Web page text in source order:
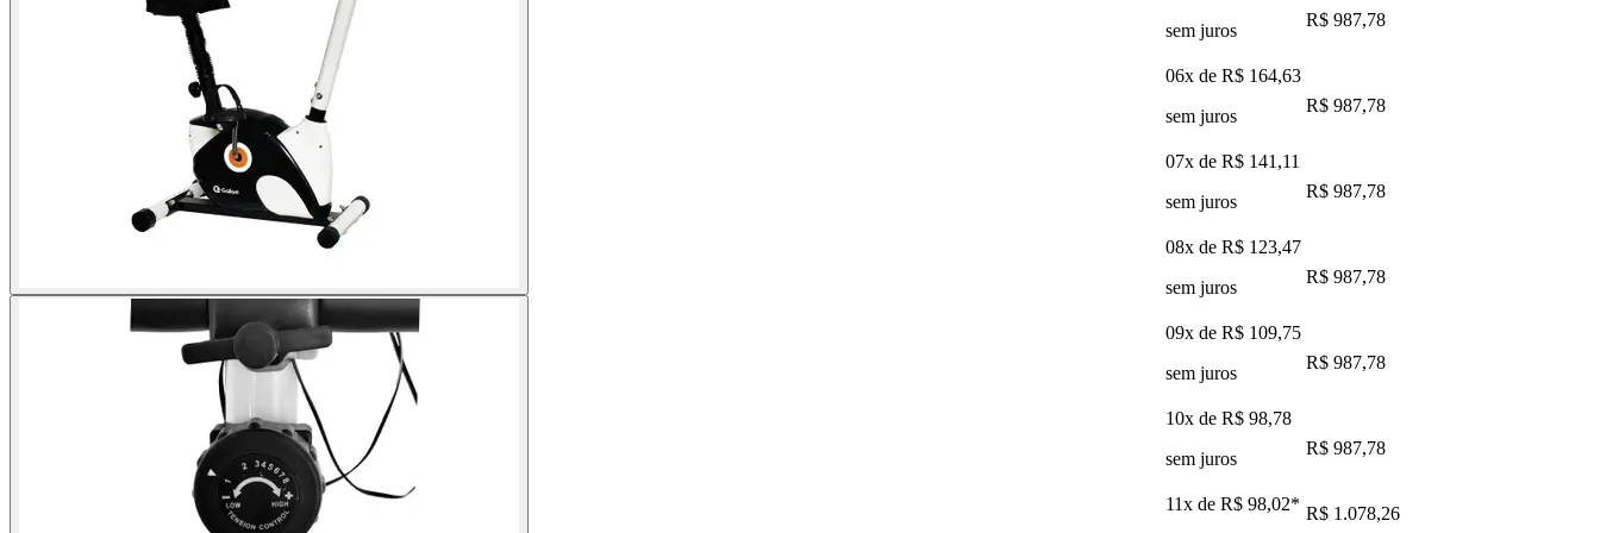
sem juros
R$ 987,78
06x de R$ 164,63
sem juros
R$ 987,78
07x de R$ 141,11
sem juros
R$ 987,78
08x de R$ 123,47
sem juros
R$ 987,78
09x de R$ 109,75
sem juros
R$ 987,78
10x de R$ 98,78
sem juros
R$ 987,78
11x de R$ 98,02* R$ 1.078,26